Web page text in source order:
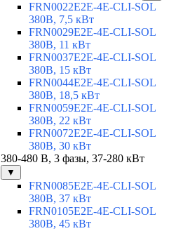
FRN0022E2E-4E-CLI-SOL
380В, 7,5 кВт
FRN0029E2E-4E-CLI-SOL
380В, 11 кВт
FRN0037E2E-4E-CLI-SOL
380В, 15 кВт
FRN0044E2E-4E-CLI-SOL
380В, 18,5 кВт
FRN0059E2E-4E-CLI-SOL
380В, 22 кВт
FRN0072E2E-4E-CLI-SOL
380В, 30 кВт
380-480 В, 3 фазы, 37-280 кВт
▼
FRN0085E2E-4E-CLI-SOL
380В, 37 кВт
FRN0105E2E-4E-CLI-SOL
380В, 45 кВт